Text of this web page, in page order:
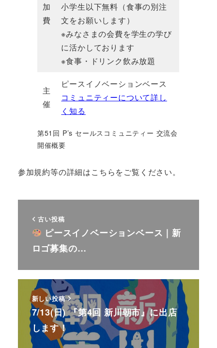
加
費
小学生以下無料（食事の別注
文をお願いします）
※みなさまの会費を学生の学び
に活かしております
※食事・ドリンク飲み放題
主
催
ピースイノベーションベース
コミュニティーについて詳し
く知る
第51回 P’s セールスコミュニティー 交流会
開催概要
参加規約等の詳細はこちらをご覧ください。
古い投稿
ピースイノベーションベース｜新
ロゴ募集の…
新しい投稿
7/13(日) 『第4回 新川朝市』に出店
します！